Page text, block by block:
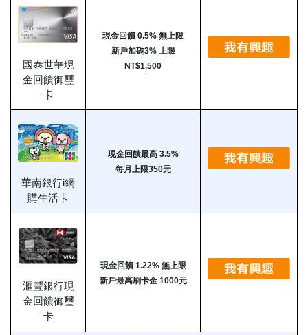
國泰世華現
金回饋御璽
卡
現金回饋 0.5% 無上限
新戶加碼3% 上限
NT$1,500
華南銀行i網
購生活卡
現金回饋最高 3.5%
每月上限350元
滙豐銀行現
金回饋御璽
卡
現金回饋 1.22% 無上限
新戶最高刷卡金 1000元